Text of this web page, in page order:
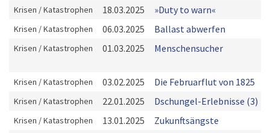
Krisen / Katastrophen 18.03.2025 »Duty to warn«
Krisen / Katastrophen 06.03.2025 Ballast abwerfen
Krisen / Katastrophen 01.03.2025 Menschensucher
Krisen / Katastrophen 03.02.2025 Die Februarflut von 1825
Krisen / Katastrophen 22.01.2025 Dschungel-Erlebnisse (3)
Krisen / Katastrophen 13.01.2025 Zukunftsängste